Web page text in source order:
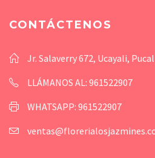
CONTÁCTENOS
Jr. Salaverry 672, Ucayali,
LLÁMANOS AL: 961522907
WHATSAPP: 961522907